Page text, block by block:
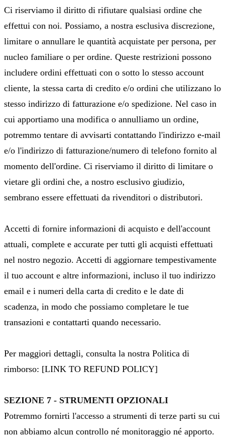
Ci riserviamo il diritto di rifiutare qualsiasi ordine che
effettui con noi. Possiamo, a nostra esclusiva discrezione,
limitare o annullare le quantità acquistate per persona, per
nucleo familiare o per ordine. Queste restrizioni possono
includere ordini effettuati con o sotto lo stesso account
cliente, la stessa carta di credito e/o ordini che utilizzano lo
stesso indirizzo di fatturazione e/o spedizione. Nel caso in
cui apportiamo una modifica o annulliamo un ordine,
potremmo tentare di avvisarti contattando l'indirizzo e‑mail
e/o l'indirizzo di fatturazione/numero di telefono fornito al
momento dell'ordine. Ci riserviamo il diritto di limitare o
vietare gli ordini che, a nostro esclusivo giudizio,
sembrano essere effettuati da rivenditori o distributori.
Accetti di fornire informazioni di acquisto e dell'account
attuali, complete e accurate per tutti gli acquisti effettuati
nel nostro negozio. Accetti di aggiornare tempestivamente
il tuo account e altre informazioni, incluso il tuo indirizzo
email e i numeri della carta di credito e le date di
scadenza, in modo che possiamo completare le tue
transazioni e contattarti quando necessario.
Per maggiori dettagli, consulta la nostra Politica di
rimborso: [LINK TO REFUND POLICY]
SEZIONE 7 - STRUMENTI OPZIONALI
Potremmo fornirti l'accesso a strumenti di terze parti su cui
non abbiamo alcun controllo né monitoraggio né apporto.